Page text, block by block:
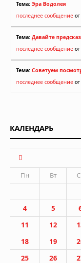
Тема: Эра Водолея
последнее сообщение от
Тема: Давайте
последнее сообщение от
Тема: Советуем
последнее сообщение от
КАЛЕНДАРЬ
Пн
Вт
4
5
11
12
18
19
25
26